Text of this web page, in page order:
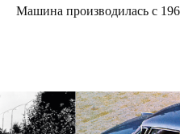
Машина производилась с